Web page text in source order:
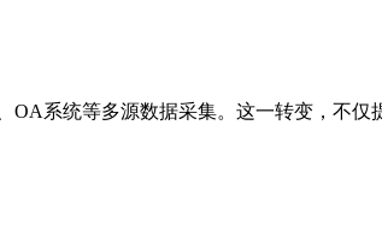
系统等多源数据采集。这一转变，不